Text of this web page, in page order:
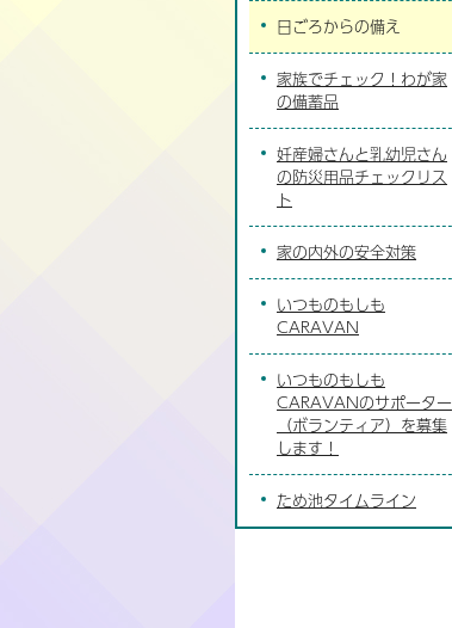
日ごろからの備え
家族でチェック！わが家
の備蓄品
妊産婦さんと乳幼児さん
の防災用品チェックリス
ト
家の内外の安全対策
いつものもしも
CARAVAN
いつものもしも
CARAVANのサポーター
（ボランティア）を募集
します！
ため池タイムライン